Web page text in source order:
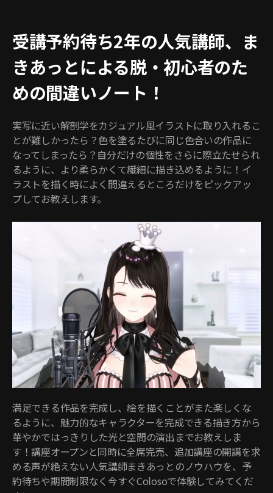
受講予約待ち2年の人気講師、ま
きあっとによる脱・初心者のた
めの間違いノート！
実写に近い解剖学をカジュアル風イラストに取り入れるこ
とが難しかったら？色を塗るたびに同じ色合いの作品に
なってしまったら？自分だけの個性をさらに際立たせられ
るように、より柔らかくて繊細に描き込めるように！イ
ラストを描く時によく間違えるところだけをピックアッ
プしてお教えします。
満足できる作品を完成し、絵を描くことがまた楽しくな
るように、魅力的なキャラクターを完成できる描き方から
華やかではっきりした光と空間の演出までお教えしま
す！講座オープンと同時に全席完売、追加講座の開講を求
める声が絶えない人気講師まきあっとのノウハウを、予
約待ちや期間制限なく今すぐColosoで体験してみてくだ